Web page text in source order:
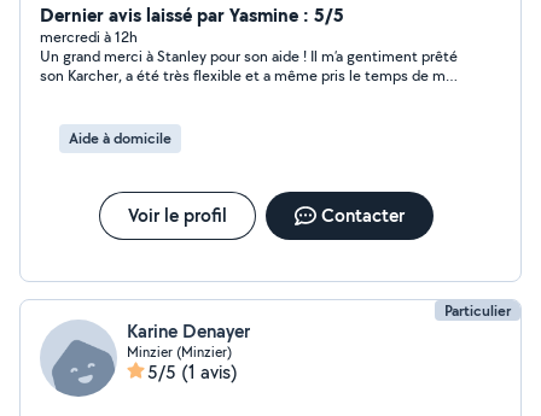
contacter !
Dernier avis laissé par Yasmine : 5/5
mercredi à 12h
Un grand merci à Stanley pour son aide ! Il m’a gentiment prêté
son Karcher, a été très flexible et a même pris le temps de me
et de confiance. Je recommande sans hésiter !
Aide à domicile
Voir le profil Contacter
Particulier
Karine Denayer
Minzier (Minzier)
5/5 (1 avis)